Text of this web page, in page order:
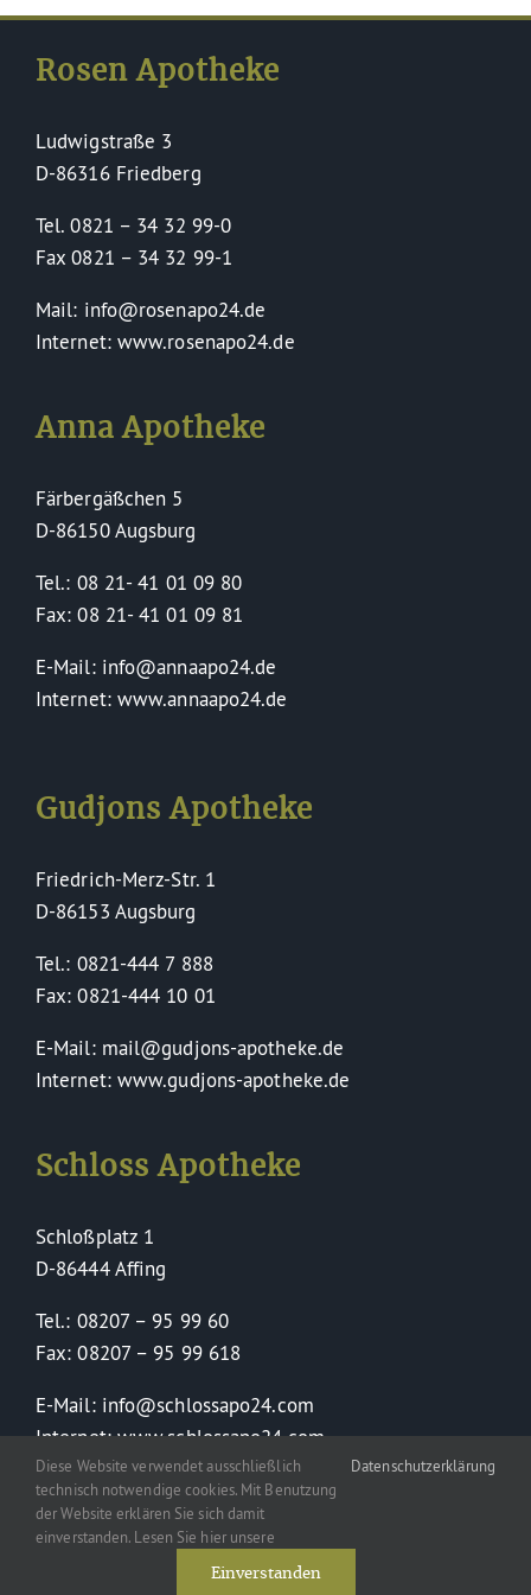
Rosen Apotheke
Ludwigstraße 3
D-86316 Friedberg
Tel. 0821 – 34 32 99-0
Fax 0821 – 34 32 99-1
Mail: info@rosenapo24.de
Internet: www.rosenapo24.de
Anna Apotheke
Färbergäßchen 5
D-86150 Augsburg
Tel.: 08 21- 41 01 09 80
Fax: 08 21- 41 01 09 81
E-Mail: info@annaapo24.de
Internet: www.annaapo24.de
Gudjons Apotheke
Friedrich-Merz-Str. 1
D-86153 Augsburg
Tel.: 0821-444 7 888
Fax: 0821-444 10 01
E-Mail: mail@gudjons-apotheke.de
Internet: www.gudjons-apotheke.de
Schloss Apotheke
Schloßplatz 1
D-86444 Affing
Tel.: 08207 – 95 99 60
Fax: 08207 – 95 99 618
E-Mail: info@schlossapo24.com
Internet: www.schlossapo24.com
Diese Website verwendet ausschließlich
technisch notwendige cookies. Mit Benutzung
der Website erklären Sie sich damit
einverstanden. Lesen Sie hier unsere
Datenschutzerklärung
Einverstanden